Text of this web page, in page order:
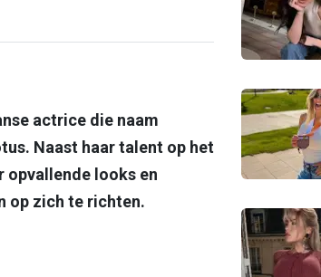
actrice die naam
Naast haar talent op het
opvallende looks en
op zich te richten.